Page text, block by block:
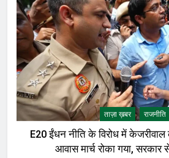
ताज़ा ख़बर राजनीति
E20 ईंधन नीति के विरोध में
आवास मार्च रोका गया, सरकार